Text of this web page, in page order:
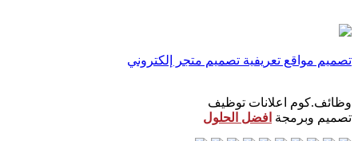
تصميم مواقع تعريفية تصميم متجر إلكتروني
وظائف.كوم اعلانات توظيف
تصميم وبرمجة افضل الحلول